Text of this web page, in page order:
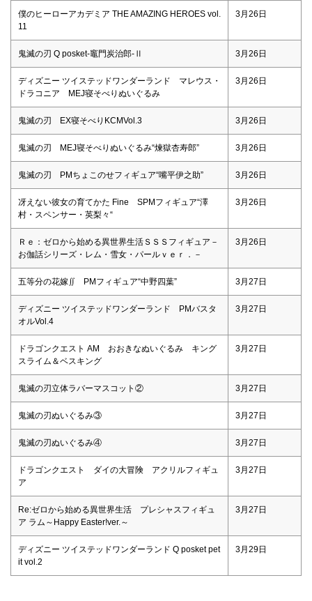
僕のヒーローアカデミア THE AMAZING HEROES vol.
11
3月26日
鬼滅の刃 Q posket-竈門炭治郎-Ⅱ 3月26日
ディズニー ツイステッドワンダーランド マレウス・
ドラコニア MEJ寝そべりぬいぐるみ
3月26日
鬼滅の刃 EX寝そべりKCMVol.3 3月26日
鬼滅の刃 MEJ寝そべりぬいぐるみ“煉獄杏寿郎” 3月26日
鬼滅の刃 PMちょこのせフィギュア“嘴平伊之助” 3月26日
冴えない彼女の育てかた Fine SPMフィギュア“澤
村・スペンサー・英梨々“
3月26日
Ｒｅ：ゼロから始める異世界生活ＳＳＳフィギュア－
お伽話シリーズ・レム・雪女・パールｖｅｒ．－
3月26日
五等分の花嫁∬ PMフィギュア“中野四葉” 3月27日
ディズニー ツイステッドワンダーランド PMバスタ
オルVol.4
3月27日
ドラゴンクエスト AM おおきなぬいぐるみ キング
スライム＆ベスキング
3月27日
鬼滅の刃立体ラバーマスコット② 3月27日
鬼滅の刃ぬいぐるみ③ 3月27日
鬼滅の刃ぬいぐるみ④ 3月27日
ドラゴンクエスト ダイの大冒険 アクリルフィギュ
ア
3月27日
Re:ゼロから始める異世界生活 プレシャスフィギュ
ア ラム～Happy Easter!ver.～
3月27日
ディズニー ツイステッドワンダーランド Q posket pet
it vol.2
3月29日